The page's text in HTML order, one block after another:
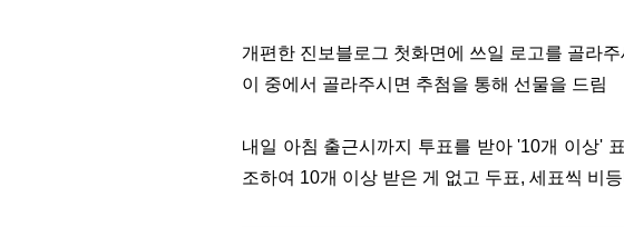
개편한 진보블로그 첫화면에 쓰일 로고를 골라주
이 중에서 골라주시면 추첨을 통해 선물을 드림
내일 아침 출근시까지 투표를 받아 '10개 이상'
조하여 10개 이상 받은 게 없고 두표, 세표씩 비